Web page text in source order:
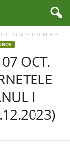
2024 SE POT RIDICA ...
OCT.
I